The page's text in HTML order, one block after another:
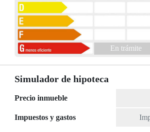
En trámite
Simulador de hipoteca
Precio inmueble
Impuestos y gastos